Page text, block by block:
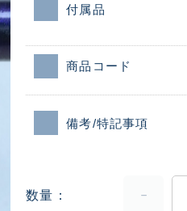
付属品
商品コード
備考/特記事項
数量